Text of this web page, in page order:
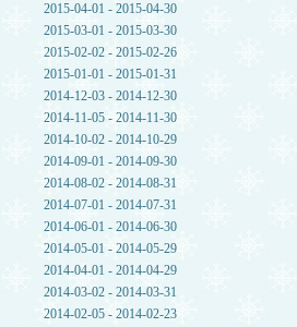
2015-04-01 - 2015-04-30
2015-03-01 - 2015-03-30
2015-02-02 - 2015-02-26
2015-01-01 - 2015-01-31
2014-12-03 - 2014-12-30
2014-11-05 - 2014-11-30
2014-10-02 - 2014-10-29
2014-09-01 - 2014-09-30
2014-08-02 - 2014-08-31
2014-07-01 - 2014-07-31
2014-06-01 - 2014-06-30
2014-05-01 - 2014-05-29
2014-04-01 - 2014-04-29
2014-03-02 - 2014-03-31
2014-02-05 - 2014-02-23